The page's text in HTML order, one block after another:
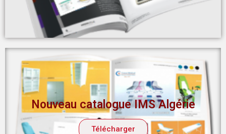
Nouveau catalogue IMS Algérie
Télécharger